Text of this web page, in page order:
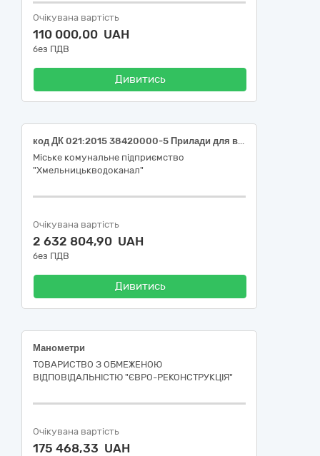
Очікувана вартість
110 000,00 UAH
без ПДВ
Дивитись
код ДК 021:2015 38420000-5 Прилади для вимірювання витрати, рівня та тиску рідин і газів (Лічильники води)
Міське комунальне підприємство
"Хмельницькводоканал"
Очікувана вартість
2 632 804,90 UAH
без ПДВ
Дивитись
Манометри
ТОВАРИСТВО З ОБМЕЖЕНОЮ
ВІДПОВІДАЛЬНІСТЮ "ЄВРО-РЕКОНСТРУКЦІЯ"
Очікувана вартість
175 468,33 UAH